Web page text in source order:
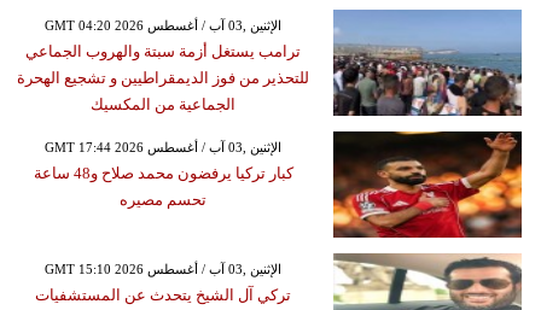
GMT 04:20 2026 الإثنين ,03 آب / أغسطس
ترامب يستغل أزمة سبتة والهروب الجماعي
للتحذير من فوز الديمقراطيين و تشجيع الهحرة
الجماعية من المكسيك
GMT 17:44 2026 الإثنين ,03 آب / أغسطس
كبار تركيا يرفضون محمد صلاح و48 ساعة
تحسم مصيره
GMT 15:10 2026 الإثنين ,03 آب / أغسطس
تركي آل الشيخ يتحدث عن المستشفيات